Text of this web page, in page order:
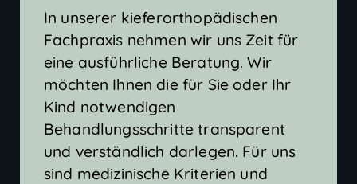
In unserer kieferorthopädischen
Fachpraxis nehmen wir uns Zeit für
eine ausführliche Beratung. Wir
möchten Ihnen die für Sie oder Ihr
Kind notwendigen
Behandlungsschritte transparent
und verständlich darlegen. Für uns
sind medizinische Kriterien und